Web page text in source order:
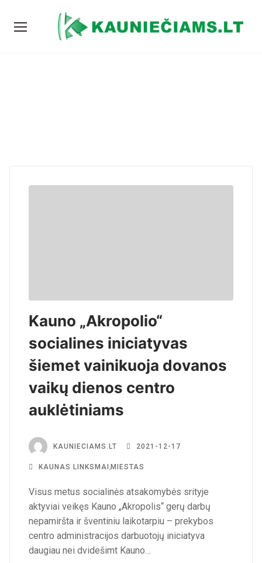
Kauno „Akropolio“
socialines iniciatyvas
šiemet vainikuoja dovanos
vaikų dienos centro
auklėtiniams
KAUNIECIAMS.LT 2021-12-17
KAUNAS LINKSMAI MIESTAS
Visus metus socialinės atsakomybės srityje
aktyviai veikęs Kauno „Akropolis“ gerų darbų
nepamiršta ir šventiniu laikotarpiu – prekybos
centro administracijos darbuotojų iniciatyva
daugiau nei dvidešimt Kauno…